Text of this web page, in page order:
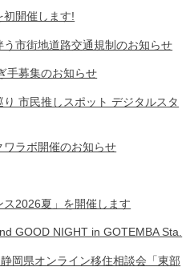
初開催します!
市街地道路交通規制のお知らせ
手募集のお知らせ
り 市民推しスポット デジタルスタ
ラボ開催のお知らせ
ス2026夏」を開催します
GOOD NIGHT in GOTEMBA Sta.
岡県オンライン移住相談会「東部